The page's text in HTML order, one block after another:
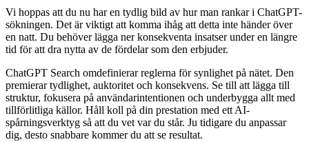
Vi hoppas att du nu har en tydlig bild av hur man rankar i ChatGPT-
sökningen. Det är viktigt att komma ihåg att detta inte händer över
en natt. Du behöver lägga ner konsekventa insatser under en längre
tid för att dra nytta av de fördelar som den erbjuder.
ChatGPT Search omdefinierar reglerna för synlighet på nätet. Den
premierar tydlighet, auktoritet och konsekvens. Se till att lägga till
struktur, fokusera på användarintentionen och underbygga allt med
tillförlitliga källor. Håll koll på din prestation med ett AI-
spårningsverktyg så att du vet var du står. Ju tidigare du anpassar
dig, desto snabbare kommer du att se resultat.